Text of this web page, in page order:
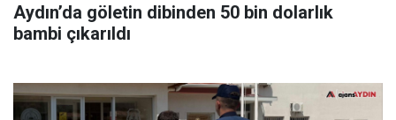
Aydın’da göletin dibinden 50 bin dolarlık
bambi çıkarıldı